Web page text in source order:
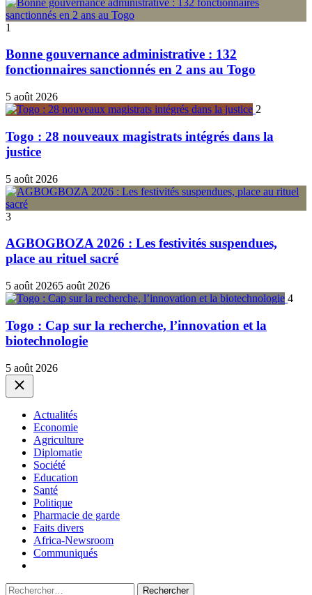
color
mode
1
Bonne gouvernance administrative : 132
fonctionnaires sanctionnés en 2 ans au Togo
5 août 2026
2
Togo : 28 nouveaux magistrats intégrés dans la
justice
5 août 2026
3
AGBOGBOZA 2026 : Les festivités suspendues,
place au rituel sacré
5 août 20265 août 2026
4
Togo : Cap sur la recherche, l’innovation et la
biotechnologie
5 août 2026
Close
Actualités
Economie
Agriculture
Diplomatie
Société
Education
Santé
Politique
Pharmacie de garde
Faits divers
Africa-Newsroom
Communiqués
Rechercher :